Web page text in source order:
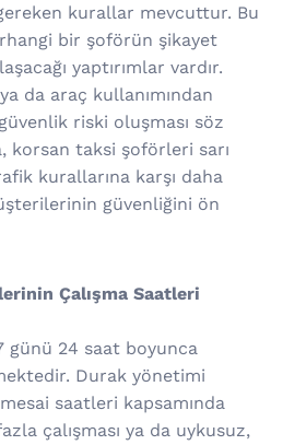
kurallar mevcuttur. Bu
bir şoförün şikayet
yaptırımlar vardır.
da araç kullanımından
riski oluşması söz
korsan taksi şoförleri sarı
kurallarına karşı daha
güvenliğini ön
Çalışma Saatleri
günü 24 saat boyunca
Durak yönetimi
saatleri kapsamında
çalışması ya da uykusuz,